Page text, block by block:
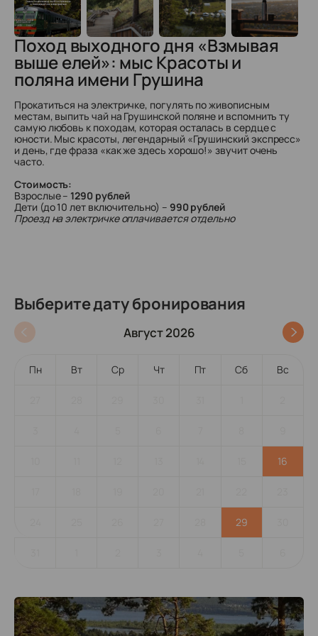
Поход выходного дня «Взмывая
выше елей»: мыс Красоты и
поляна имени Грушина
Прокатиться на электричке, погулять по живописным
местам, выпить чай на Грушинской поляне и вспомнить ту
самую любовь к походам, которая осталась в сердце с
юности. Мыс красоты, легендарный «Грушинский экспресс»
и день, где фраза «как же здесь хорошо!» звучит очень
часто.
Стоимость:
Взрослые – 1290 рублей
Дети (до 10 лет включительно) – 990 рублей
Проезд на электричке оплачивается отдельно
Выберите дату бронирования
Август 2026
Пн Вт Ср Чт Пт Сб Вс
16
29